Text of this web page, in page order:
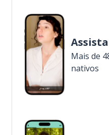
Mais de
nativos